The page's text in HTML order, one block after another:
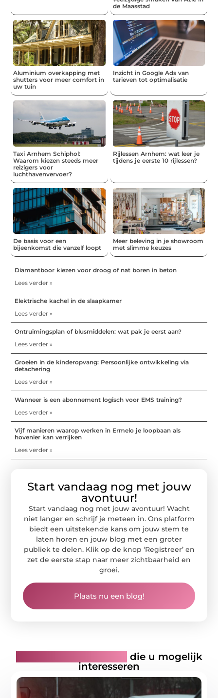
de Maasstad
Aluminium overkapping met
shutters voor meer comfort in
uw tuin
Inzicht in Google Ads van
tarieven tot optimalisatie
Taxi Arnhem Schiphol:
Waarom kiezen steeds meer
reizigers voor
luchthavenvervoer?
Rijlessen Arnhem: wat leer je
tijdens je eerste 10 rijlessen?
De basis voor een
bijeenkomst die vanzelf loopt
Meer beleving in je showroom
met slimme keuzes
Diamantboor kiezen voor droog of nat boren in beton
Lees verder »
Elektrische kachel in de slaapkamer
Lees verder »
Ontruimingsplan of blusmiddelen: wat pak je eerst aan?
Lees verder »
Groeien in de kinderopvang: Persoonlijke ontwikkeling via
detachering
Lees verder »
Wanneer is een abonnement logisch voor EMS training?
Lees verder »
Vijf manieren waarop werken in Ermelo je loopbaan als
hovenier kan verrijken
Lees verder »
Start vandaag nog met jouw
avontuur!
Start vandaag nog met jouw avontuur! Wacht
niet langer en schrijf je meteen in. Ons platform
biedt een uitstekende kans om jouw stem te
laten horen en jouw blog met een groter
publiek te delen. Klik op de knop ‘Registreer’ en
zet de eerste stap naar meer zichtbaarheid en
groei.
Plaats nu een blog!
die u mogelijk
interesseren